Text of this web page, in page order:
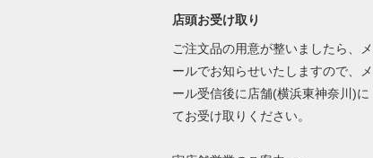
店頭お受け取り
ご注文品の用意が整いましたら、メ
ールでお知らせいたしますので、メ
ール受信後に店舗(横浜東神奈川)に
てお受け取りください。